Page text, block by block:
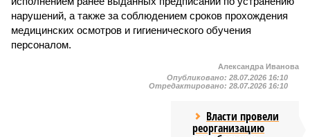
нарушений, а также за соблюдением сроков прохождения
медицинских осмотров и гигиенического обучения
персоналом.
Александра Иванова
Опубликовано: 28.07.2026 16:10
Отредактировано: 28.07.2026 16:10
Власти провели
реорганизацию